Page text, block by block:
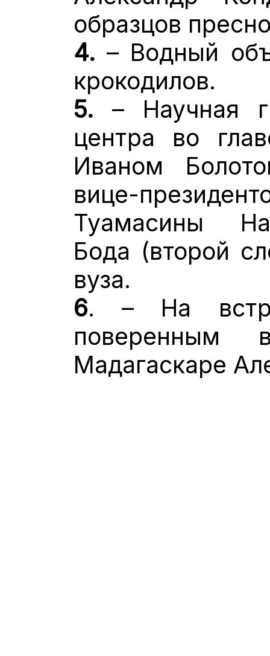
образцов
4. – Водный
крокодилов.
5. – Научная
центра во
Иваном
вице-
Туамасины
Бода (второй
вуза.
6. – На
Мадагаскаре